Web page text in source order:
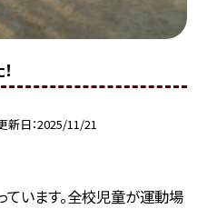
新日 2025/11/21
ています。全校児童が運動場